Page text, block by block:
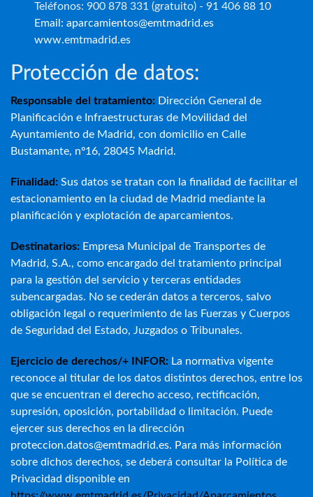
Teléfonos: 900 878 331 (gratuito) - 91 406 88 10
Email: aparcamientos@emtmadrid.es
www.emtmadrid.es
Protección de datos:
Responsable del tratamiento: Dirección General de
Planificación e Infraestructuras de Movilidad del
Ayuntamiento de Madrid, con domicilio en Calle
Bustamante, nº16, 28045 Madrid.
Finalidad: Sus datos se tratan con la finalidad de facilitar el
estacionamiento en la ciudad de Madrid mediante la
planificación y explotación de aparcamientos.
Destinatarios: Empresa Municipal de Transportes de
Madrid, S.A., como encargado del tratamiento principal
para la gestión del servicio y terceras entidades
subencargadas. No se cederán datos a terceros, salvo
obligación legal o requerimiento de las Fuerzas y Cuerpos
de Seguridad del Estado, Juzgados o Tribunales.
Ejercicio de derechos/+ INFOR: La normativa vigente
reconoce al titular de los datos distintos derechos, entre los
que se encuentran el derecho acceso, rectificación,
supresión, oposición, portabilidad o limitación. Puede
ejercer sus derechos en la dirección
proteccion.datos@emtmadrid.es. Para más información
sobre dichos derechos, se deberá consultar la Política de
Privacidad disponible en